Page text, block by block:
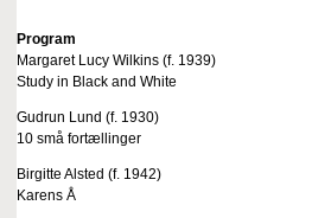
Program
Margaret Lucy Wilkins (f. 1939)
Study in Black and White
Gudrun Lund (f. 1930)
10 små fortællinger
Birgitte Alsted (f. 1942)
Karens Å